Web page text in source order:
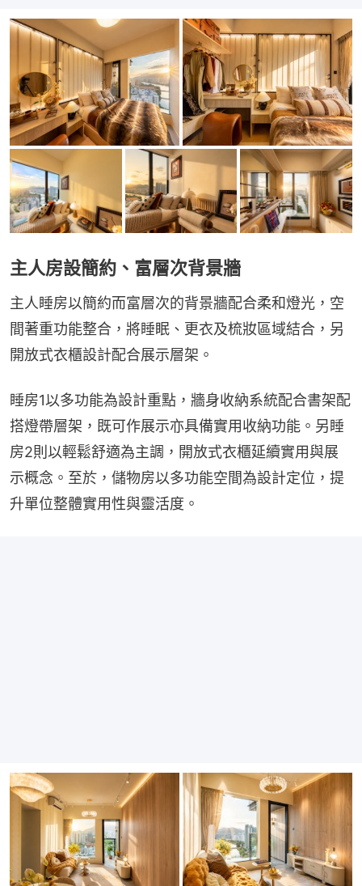
主人房設簡約、富層次背景牆
主人睡房以簡約而富層次的背景牆配合柔和燈光，空
間著重功能整合，將睡眠、更衣及梳妝區域結合，另
開放式衣櫃設計配合展示層架。
睡房1以多功能為設計重點，牆身收納系統配合書架配
搭燈帶層架，既可作展示亦具備實用收納功能。另睡
房2則以輕鬆舒適為主調，開放式衣櫃延續實用與展
示概念。至於，儲物房以多功能空間為設計定位，提
升單位整體實用性與靈活度。